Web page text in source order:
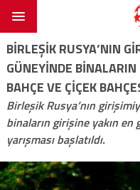
BIRLEŞIK RUSYA’NIN
GÜNEYINDE
BAHÇE VE ÇIÇEK
Birleşik Rusya’nın
binaların girişine yakın en
yarışması başlatıldı.